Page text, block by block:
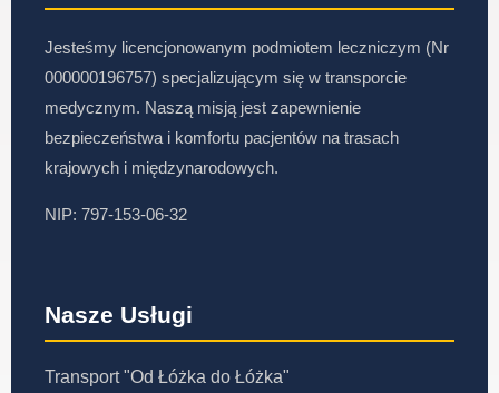
Jesteśmy licencjonowanym podmiotem leczniczym (Nr
000000196757) specjalizującym się w transporcie
medycznym. Naszą misją jest zapewnienie
bezpieczeństwa i komfortu pacjentów na trasach
krajowych i międzynarodowych.
NIP: 797-153-06-32
Nasze Usługi
Transport "Od Łóżka do Łóżka"